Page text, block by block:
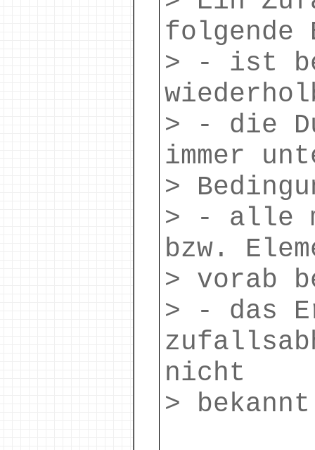
folgende
> - ist
> - die
immer
>
> - alle
bzw.
> vorab
> - das
nicht
>